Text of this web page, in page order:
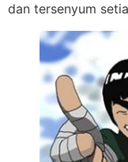
dan tersenyum